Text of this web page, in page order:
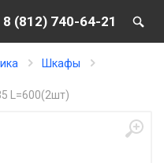
8 (812) 740-64-21
Шкафы
L=600(2шт)